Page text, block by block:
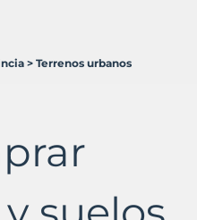
> Terrenos urbanos